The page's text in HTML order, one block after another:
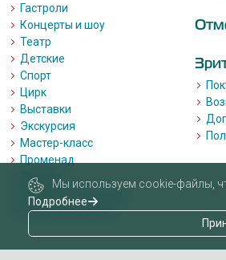
Гастроли
Концерты и шоу
Театр
Детские
Спорт
Цирк
Выставки
Экскурсия
Мастер-класс
Променад
Лекции
Квизы, квесты, игры.
Пушкинская карта
Мы используем cookie-файлы,
Подробнее